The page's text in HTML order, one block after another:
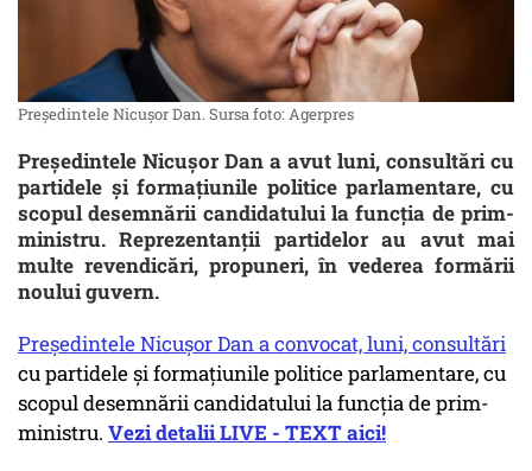
Președintele Nicușor Dan. Sursa foto: Agerpres
Preşedintele Nicuşor Dan a avut luni, consultări cu
partidele şi formaţiunile politice parlamentare, cu
scopul desemnării candidatului la funcţia de prim-
ministru. Reprezentanții partidelor au avut mai
multe revendicări, propuneri, în vederea formării
noului guvern.
Preşedintele Nicuşor Dan a convocat, luni, consultări
cu partidele şi formaţiunile politice parlamentare, cu
scopul desemnării candidatului la funcţia de prim-
ministru. Vezi detalii LIVE - TEXT aici!